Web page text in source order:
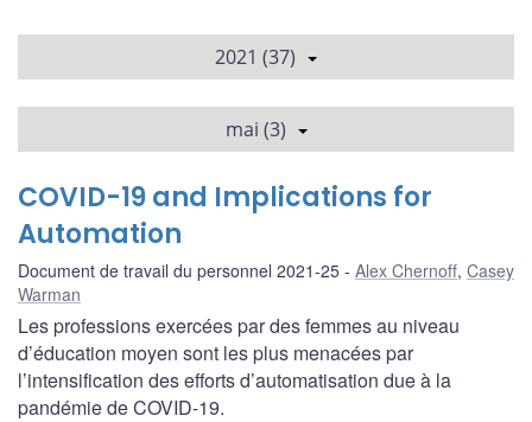
2021 (37)
mai (3)
COVID-19 and Implications for
Automation
Document de travail du personnel 2021-25 Alex Chernoff, Casey
Warman
Les professions exercées par des femmes au niveau
d’éducation moyen sont les plus menacées par
l’intensification des efforts d’automatisation due à la
pandémie de COVID-19.